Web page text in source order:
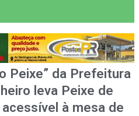
Peixe” da Prefeitura
leva Peixe de
à mesa de